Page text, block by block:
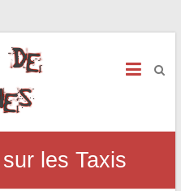
les Taxis